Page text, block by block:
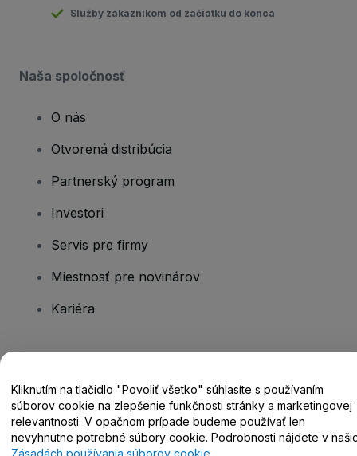
Služby zákazníkom od začiatku do konca
Naša spoločnosť
O nás
Otvorená distribúcia
Partnerský program
Investori
Servis pre firmy
Miestnosť pre novinárov
Kariéra
Centrum pomoci / Kontaktujte nás
Kliknutím na tlačidlo "Povoliť všetko" súhlasíte s používaním
súborov cookie na zlepšenie funkčnosti stránky a marketingovej
relevantnosti. V opačnom prípade budeme používať len
nevyhnutne potrebné súbory cookie. Podrobnosti nájdete v
Zásadách používania súborov cookie